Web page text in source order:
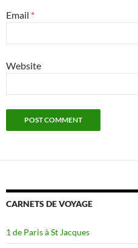
Email *
Website
CARNETS DE VOYAGE
1 de Paris à St Jacques